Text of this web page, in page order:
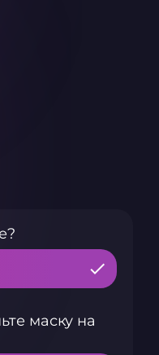
маску на